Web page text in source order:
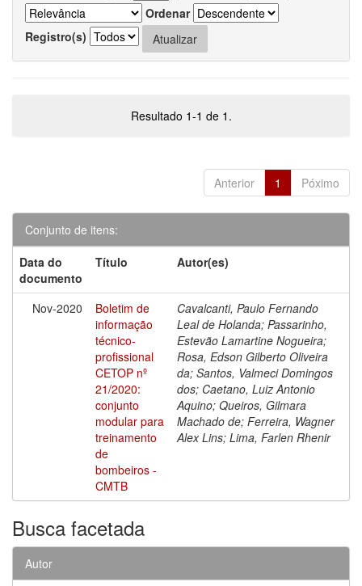
Ordenar
Registro(s)
Resultado 1-1 de 1.
Anterior 1 Póximo
Conjunto de itens:
Data do
documento
Título Autor(es)
Nov-2020
Boletim de
informação
técnico-
profissional
CETOP nº
21/2020:
conjunto
modular para
treinamento
de
bombeiros -
CMTB
Cavalcanti, Paulo Fernando
Leal de Holanda; Passarinho,
Estevão Lamartine Nogueira;
Rosa, Edson Gilberto Oliveira
da; Santos, Valmeci Domingos
dos; Caetano, Luiz Antonio
Aquino; Queiros, Gilmara
Machado de; Ferreira, Wagner
Alex Lins; Lima, Farlen Rhenir
Busca facetada
Autor